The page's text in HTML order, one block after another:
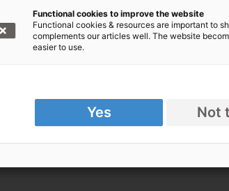
Functional cookies to improve the website
Functional cookies & resources are important to
complements our articles well. The website
easier to use.
Yes Not